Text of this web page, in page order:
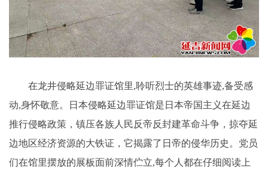
在龙井侵略延边罪证馆里,聆听烈士的英雄事迹,备受感
动,身怀敬意。日本侵略延边罪证馆是日本帝国主义在延边
推行侵略政策，镇压各族人民反帝反封建革命斗争，掠夺延
边地区经济资源的大铁证，它揭露了日帝的侵华历史。党员
们在馆里摆放的展板面前深情伫立,每个人都在仔细阅读上